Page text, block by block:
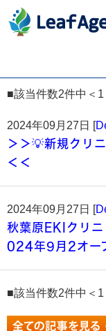
■該当件数2件中＜
2024年09月27日 [
＞＞💡新規クリ
＜＜
2024年09月27日 [
秋葉原EKIクリ
024年9月2オー
■該当件数2件中＜